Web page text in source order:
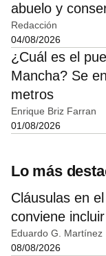
abuelo y
Redacción
04/08/2026
¿Cuál es el
Mancha? Se
metros
Enrique Briz Farran
01/08/2026
Lo más
Cláusulas en
conviene
Eduardo G. Martínez
08/08/2026